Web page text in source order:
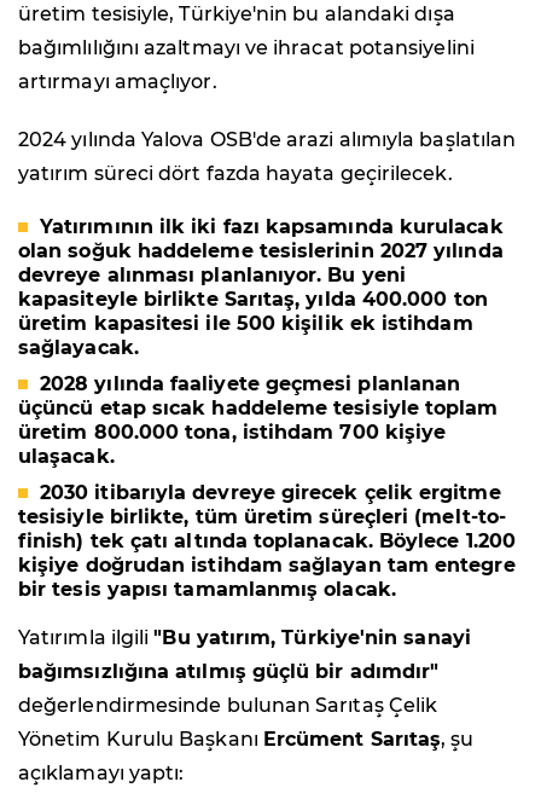
üretim tesisiyle, Türkiye'nin bu alandaki dışa
bağımlılığını azaltmayı ve ihracat potansiyelini
artırmayı amaçlıyor.
2024 yılında Yalova OSB'de arazi alımıyla başlatılan
yatırım süreci dört fazda hayata geçirilecek.
Yatırımının ilk iki fazı kapsamında kurulacak
olan soğuk haddeleme tesislerinin 2027 yılında
devreye alınması planlanıyor. Bu yeni
kapasiteyle birlikte Sarıtaş, yılda 400.000 ton
üretim kapasitesi ile 500 kişilik ek istihdam
sağlayacak.
2028 yılında faaliyete geçmesi planlanan
üçüncü etap sıcak haddeleme tesisiyle toplam
üretim 800.000 tona, istihdam700 kişiye
ulaşacak.
2030 itibarıyla devreye girecek çelik ergitme
tesisiyle birlikte, tüm üretim süreçleri (melt-to-
finish) tek çatı altında toplanacak. Böylece 1.200
kişiye doğrudan istihdam sağlayan tam entegre
bir tesis yapısı tamamlanmış olacak.
Yatırımla ilgili"Bu yatırım, Türkiye'nin sanayi
bağımsızlığına atılmış güçlü bir adımdır"
değerlendirmesinde bulunan Sarıtaş Çelik
Yönetim Kurulu Başkanı Ercüment Sarıtaş, şu
açıklamayı yaptı: